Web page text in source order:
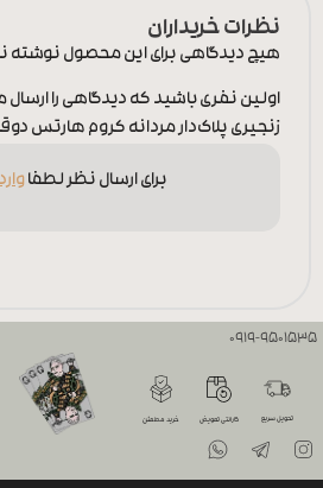
نظرات خریداران
هیچ دیدگاهی برای این محصول
اولین نفری باشید که دیدگاهی را ارسال
زنجیری پلاک‌دار مردانه کروم هارتس
برای ارسال نظر لطفا
0919-9501535
تحویل سریع گارانتی تعویض خرید مطمئن